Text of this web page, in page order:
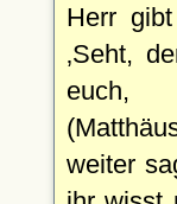
Herr
Seht,
euch,
weiter